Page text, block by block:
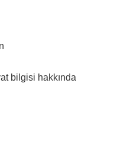
bilgisi hakkında